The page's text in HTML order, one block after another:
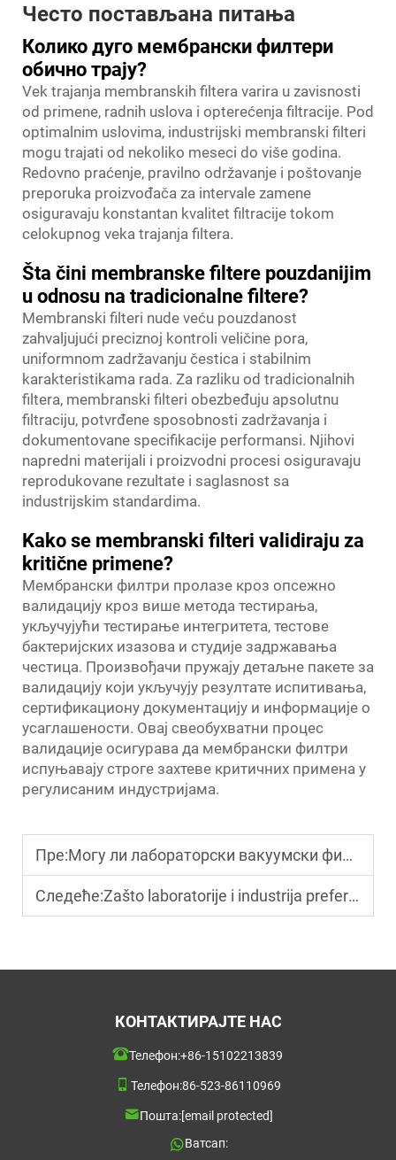
Често постављана питања
Колико дуго мембрански филтери
обично трају?
Vek trajanja membranskih filtera varira u zavisnosti
od primene, radnih uslova i opterećenja filtracije. Pod
optimalnim uslovima, industrijski membranski filteri
mogu trajati od nekoliko meseci do više godina.
Redovno praćenje, pravilno održavanje i poštovanje
preporuka proizvođača za intervale zamene
osiguravaju konstantan kvalitet filtracije tokom
celokupnog veka trajanja filtera.
Šta čini membranske filtere pouzdanijim
u odnosu na tradicionalne filtere?
Membranski filteri nude veću pouzdanost
zahvaljujući preciznoj kontroli veličine pora,
uniformnom zadržavanju čestica i stabilnim
karakteristikama rada. Za razliku od tradicionalnih
filtera, membranski filteri obezbeđuju apsolutnu
filtraciju, potvrđene sposobnosti zadržavanja i
dokumentovane specifikacije performansi. Njihovi
napredni materijali i proizvodni procesi osiguravaju
reprodukovane rezultate i saglasnost sa
industrijskim standardima.
Kako se membranski filteri validiraju za
kritične primene?
Мембрански филтри пролазе кроз опсежно
валидацију кроз више метода тестирања,
укључујући тестирање интегритета, тестове
бактеријских изазова и студије задржавања
честица. Произвођачи пружају детаљне пакете за
валидацију који укључују резултате испитивања,
сертификациону документацију и информације о
усаглашености. Овај свеобухватни процес
валидације осигурава да мембрански филтри
испуњавају строге захтеве критичних примена у
регулисаним индустријама.
Пре:Могу ли лабораторски вакуумски филтри побољшати тачност испитивања?
Следеће:Zašto laboratorije i industrija preferiraju membrane filtere?
КОНТАКТИРАЈТЕ НАС
Телефон:+86-15102213839
Телефон:86-523-86110969
Пошта:[email protected]
Ватсап: